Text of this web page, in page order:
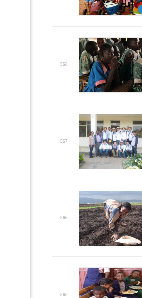
568
567
566
565